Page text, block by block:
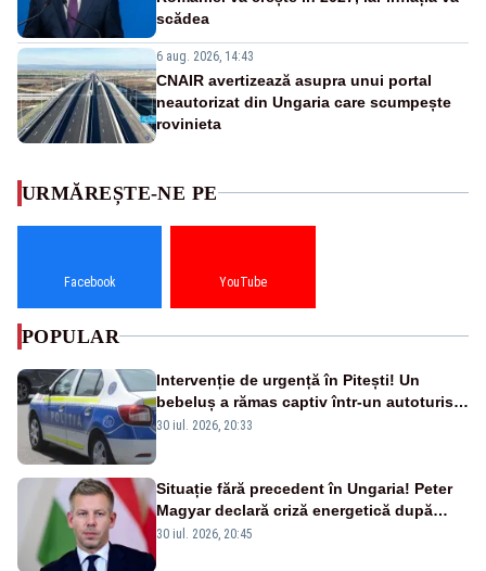
scădea
6 aug. 2026, 14:43
CNAIR avertizează asupra unui portal
neautorizat din Ungaria care scumpește
rovinieta
URMĂREȘTE-NE PE
Facebook YouTube
POPULAR
Intervenție de urgență în Pitești! Un
bebeluș a rămas captiv într-un autoturism
din cauza unei defecțiuni
30 iul. 2026, 20:33
Situație fără precedent în Ungaria! Peter
Magyar declară criză energetică după
oprirea centralei de la Paks
30 iul. 2026, 20:45